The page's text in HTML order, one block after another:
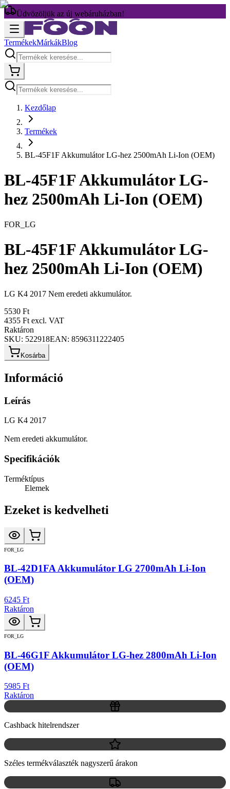
Üdvözöljük az új webáruházban!
TermékekMárkákBlog
Kezdőlap
Termékek
BL-45F1F Akkumulátor LG-hez 2500mAh Li-Ion (OEM)
BL-45F1F Akkumulátor LG-
hez 2500mAh Li-Ion (OEM)
FOR_LG
BL-45F1F Akkumulátor LG-
hez 2500mAh Li-Ion (OEM)
LG K4 2017 Nem eredeti akkumulátor.
5530 Ft
4355 Ft excl. VAT
Raktáron
SKU: 522918EAN: 8596311222405
Kosárba
Információ
Leírás
LG K4 2017
Nem eredeti akkumulátor.
Specifikációk
Terméktípus
Elemek
Ezeket is kedvelheti
FOR_LG
BL-42D1FA Akkumulátor LG 2700mAh Li-Ion
(OEM)
6245 Ft
Raktáron
FOR_LG
BL-46G1F Akkumulátor LG-hez 2800mAh Li-Ion
(OEM)
5985 Ft
Raktáron
Cashback hitelrendszer
Széles termékválaszték nagyszerű árakon